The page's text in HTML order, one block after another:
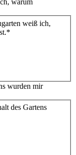
warum
weiß ich,
*
wurden mir
des Gartens